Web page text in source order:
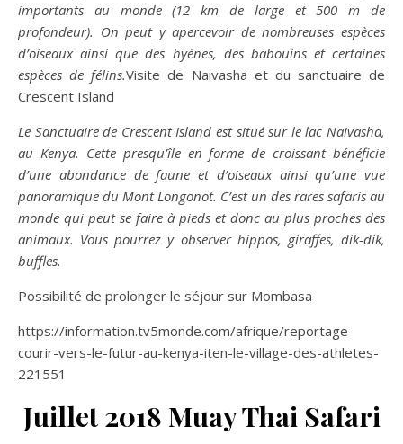
importants au monde (12 km de large et 500 m de
profondeur). On peut y apercevoir de nombreuses espèces
d’oiseaux ainsi que des hyènes, des babouins et certaines
espèces de félins.Visite de Naivasha et du sanctuaire de
Crescent Island
Le Sanctuaire de Crescent Island est situé sur le lac Naivasha,
au Kenya. Cette presqu’île en forme de croissant bénéficie
d’une abondance de faune et d’oiseaux ainsi qu’une vue
panoramique du Mont Longonot. C’est un des rares safaris au
monde qui peut se faire à pieds et donc au plus proches des
animaux. Vous pourrez y observer hippos, giraffes, dik-dik,
buffles.
Possibilité de prolonger le séjour sur Mombasa
https://information.tv5monde.com/afrique/reportage-
courir-vers-le-futur-au-kenya-iten-le-village-des-athletes-
221551
Juillet 2018 Muay Thai Safari